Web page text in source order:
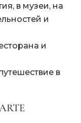
в музеи, на
и
и
в